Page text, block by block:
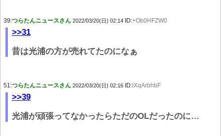
39:つらたんニュースさん 2022/03/20(日) 02:14 ID:+Ob0HFZW0
>>31
昔は光浦の方が売れてたのになぁ
51:つらたんニュースさん 2022/03/20(日) 02:16 ID: lXqArbhbF
>>39
光浦が頑張ってなかったらただのOLだったのに…